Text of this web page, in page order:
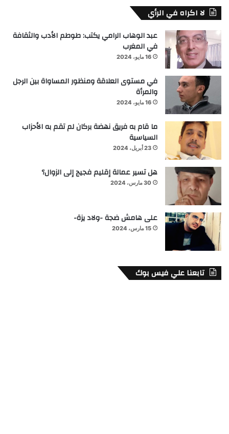
لا اكراه في الرأي
عبد الوهاب الرامي يكتب: طوطم الأدب والثقافة
في المغرب
16 مايو، 2024
في مستوى العلاقة ومنظور المساواة بين الرجل
والمرأة
16 مايو، 2024
ما قام به فريق نهضة بركان لم تقم به الأحزاب
السياسية
23 أبريل، 2024
هل تسير عمالة إقليم فجيج إلى الزوال؟
30 مارس، 2024
على هامش ضجة -ولاد يزة-
15 مارس، 2024
تابعنا علي فيس بوك